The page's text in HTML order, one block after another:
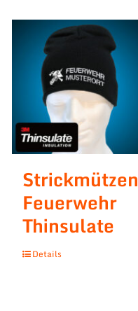
Strickmützen
Feuerwehr
Thinsulate
Details